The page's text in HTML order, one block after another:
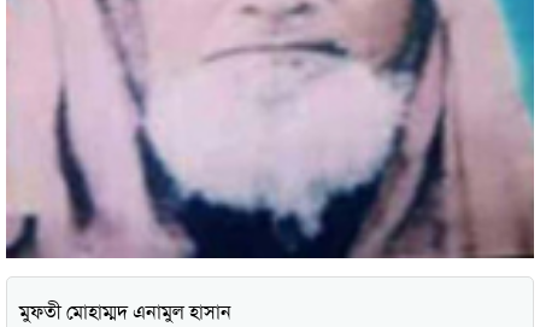
মুফতী মোহাম্মদ এনামুল হাসান